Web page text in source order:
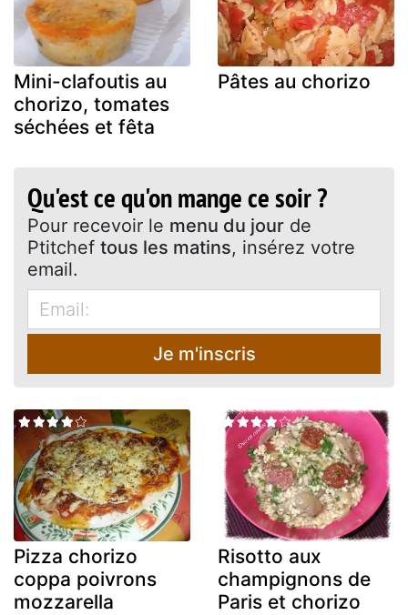
Mini-clafoutis au
chorizo, tomates
séchées et fêta
Pâtes au chorizo
Qu'est ce qu'on mange ce soir ?
Pour recevoir le menu du jour de
Ptitchef tous les matins, insérez votre
email.
Je m'inscris
Pizza chorizo
coppa poivrons
mozzarella
Risotto aux
champignons de
Paris et chorizo